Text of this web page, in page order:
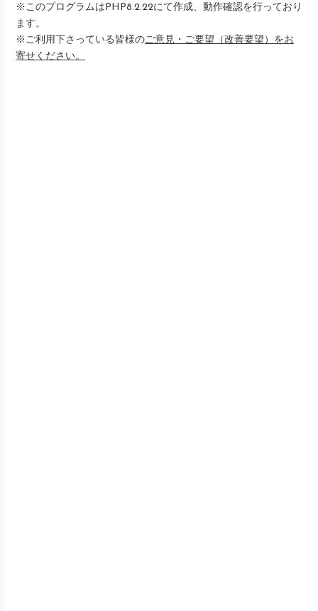
※このプログラムはPHP8.2.22にて作成、動作確認を行っており
ます。
※ご利用下さっている皆様のご意見・ご要望（改善要望）をお
寄せください。